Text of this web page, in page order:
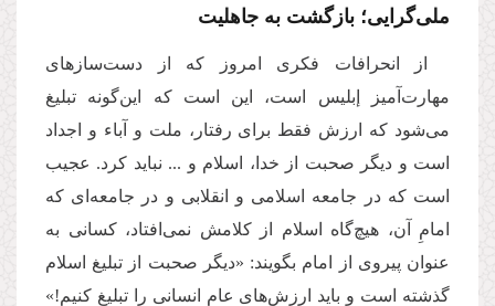
ملی‌گرایی؛ بازگشت به جاهلیت
از انحرافات فکری امروز که از دست‌سازهای
مهارت‌آمیز إبلیس است، این است که این‌گونه تبلیغ
می‌شود که ارزش فقط برای رفتار، ملت و آباء و اجداد
است و دیگر صحبت از خدا، اسلام و ... نباید کرد. عجیب
است که در جامعه اسلامی و انقلابی و در جامعه‌ای که
امامِ آن، هیچ‌گاه اسلام از کلامش نمی‌افتاد، کسانی به
عنوان پیروی از امام بگویند: «دیگر صحبت از تبلیغ اسلام
گذشته است و باید ارزش‌های عام انسانی را تبلیغ کنیم!»